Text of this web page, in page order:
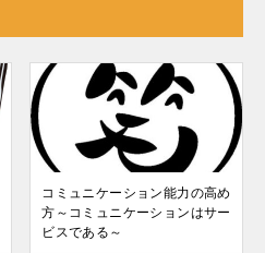
コミュニケーション能力の高め
方～コミュニケーションはサー
ビスである～